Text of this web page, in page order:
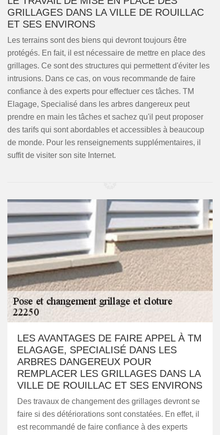
GRILLAGES DANS LA VILLE DE ROUILLAC
ET SES ENVIRONS
Les terrains sont des biens qui devront toujours être
protégés. En fait, il est nécessaire de mettre en place des
grillages. Ce sont des structures qui permettent d'éviter les
intrusions. Dans ce cas, on vous recommande de faire
confiance à des experts pour effectuer ces tâches. TM
Elagage, Specialisé dans les arbres dangereux peut
prendre en main les tâches et sachez qu'il peut proposer
des tarifs qui sont abordables et accessibles à beaucoup
de monde. Pour les renseignements supplémentaires, il
suffit de visiter son site Internet.
LES AVANTAGES DE FAIRE APPEL À TM
ELAGAGE, SPECIALISÉ DANS LES
ARBRES DANGEREUX POUR
REMPLACER LES GRILLAGES DANS LA
VILLE DE ROUILLAC ET SES ENVIRONS
Des travaux de changement des grillages devront se
faire si des détériorations sont constatées. En effet, il
est recommandé de faire confiance à des experts